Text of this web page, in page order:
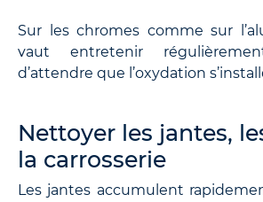
Sur les chromes comme sur
vaut entretenir
d’attendre que l’oxydation
Nettoyer les jantes,
la carrosserie
Les jantes accumulent